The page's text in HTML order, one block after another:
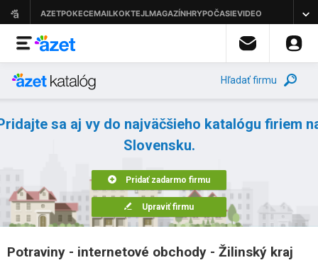
Hľadať firmu
sa aj vy do najväčšieho katalógu firiem
Slovensku.
Pridať zadarmo firmu
Upraviť firmu
Potraviny - internetové obchody - Žilinský kraj